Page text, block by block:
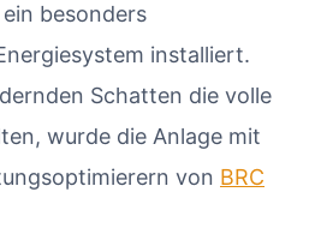
besonders
installiert.
Schatten die volle
wurde die Anlage mit
von BRC